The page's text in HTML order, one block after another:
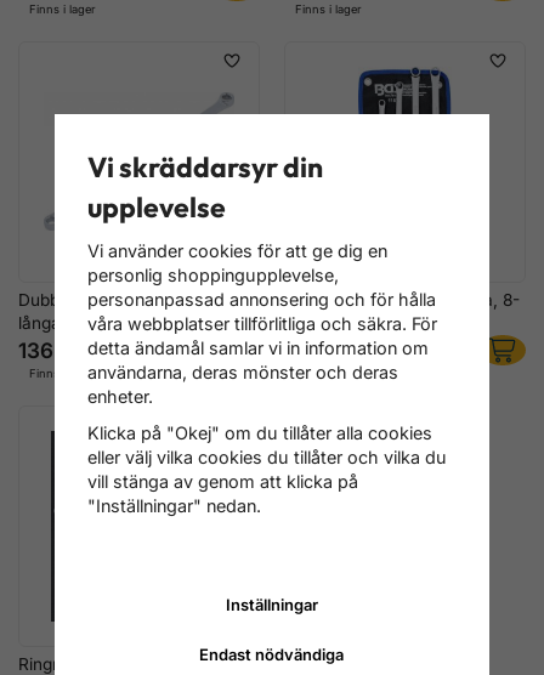
Finns i lager Finns i lager
Dubbla Ringnyckel XL, extra
långa
136 kr
Finns i lager
Ringnyckelsats extra långa, 8-
19 mm, 5 delar
676 kr
Finns i lager
Ringnyckelsats XL, 10-24 mm,
Vi skräddarsyr din
upplevelse
Vi använder cookies för att ge dig en
personlig shoppingupplevelse,
personanpassad annonsering och för hålla
våra webbplatser tillförlitliga och säkra. För
detta ändamål samlar vi in information om
användarna, deras mönster och deras
enheter.
Klicka på "Okej" om du tillåter alla cookies
eller välj vilka cookies du tillåter och vilka du
vill stänga av genom att klicka på
"Inställningar" nedan.
Inställningar
Endast nödvändiga